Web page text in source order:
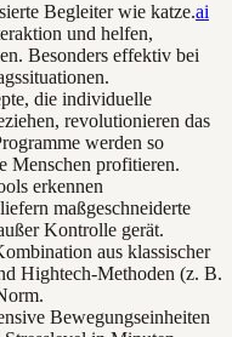
Begleiter wie katze.ai
und helfen,
Besonders effektiv bei
die individuelle
revolutionieren das
werden so
Menschen profitieren.
erkennen
maßgeschneiderte
Kontrolle gerät.
aus klassischer
Hightech-Methoden (z. B.
Bewegungseinheiten